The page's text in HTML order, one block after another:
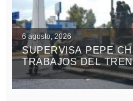
6 agosto, 2026
SUPERVISA PEPE
TRABAJOS DEL TREN
CAPITALINO DE
EN BULEVAR